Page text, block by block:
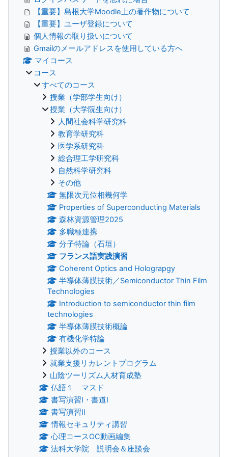
【重要】島根大学Moodle上の著作物について
【重要】ユーザ登録について
個人情報の取り扱いについて
Gmailのメールアドレスを使用している方へ
マイコース
コース
すべてのコース
授業（学部学生向け）
授業（大学院生向け）
人間社会科学研究科
教育学研究科
医学系研究科
総合理工学研究科
自然科学研究科
その他
無限次元位相幾何学
Properties of Superconducting Materials
森林資源管理2025
多職種連携
分子特論（石垣）
フランス語実践演習
Coherent Optics and Holograpgy
半導体薄膜技術／Semiconductor Thin Film
Technologies
Introduction to semiconductor thin film
technologies
半導体薄膜技術概論
有機化学特論
授業以外のコース
就業支援リカレントプログラム
山陰ツーリズム人材育成塾
仏語１ マスド
書写演習Ⅰ・書道Ⅰ
書写演習Ⅱ
情報セキュリティ講習
心理コースOC動画編集
法科大学院 説明会＆座談会